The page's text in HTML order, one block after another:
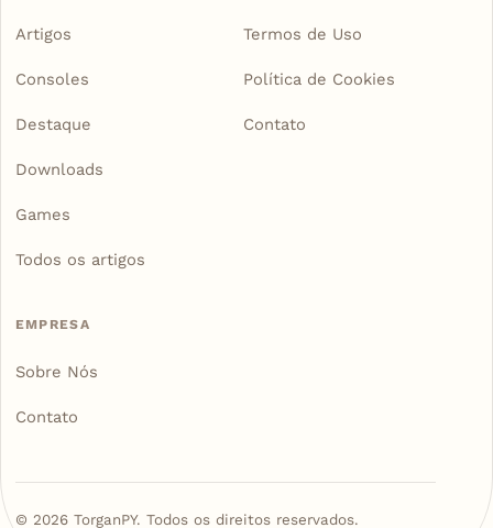
Artigos
Consoles
Destaque
Downloads
Games
Todos os artigos
Termos de Uso
Política de Cookies
Contato
EMPRESA
Sobre Nós
Contato
© 2026TorganPY. Todos os direitos reservados.